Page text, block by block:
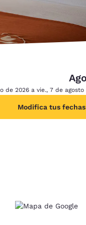
de 2026 a vie., 7 de agosto
Modifica tus fechas